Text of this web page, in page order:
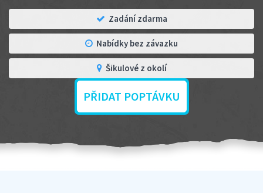
Zadání zdarma
Nabídky bez závazku
Šikulové z okolí
PŘIDAT POPTÁVKU